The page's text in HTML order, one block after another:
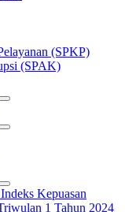
(SPKP)
(SPAK)
Kepuasan
1 Tahun 2024